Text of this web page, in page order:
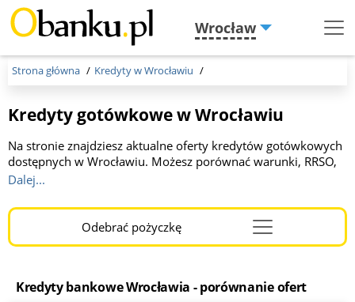
Wrocław
Menu
Strona główna Kredyty w Wrocławiu
Kredyty gotówkowe w Wrocławiu
Na stronie znajdziesz aktualne oferty kredytów gotówkowych
dostępnych w Wrocławiu. Możesz porównać warunki, RRSO,
okres spłaty oraz wymagania banków. Wszystkie kredyty
można złożyć online lub w oddziałach banków. To wygodne
narzędzie, które pomoże Ci znaleźć najkorzystniejszą ofertę
finansowania.
Dalej...
Odebrać pożyczkęMenu
Burger
Kredyty bankowe Wrocławia - porównanie ofert